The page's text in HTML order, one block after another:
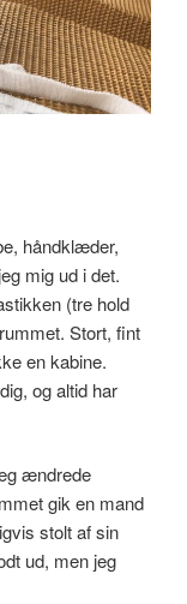
håndklæder,
mig ud i det.
(tre hold
Stort, fint
en kabine.
og altid har
ændrede
gik en mand
stolt af sin
ud, men jeg